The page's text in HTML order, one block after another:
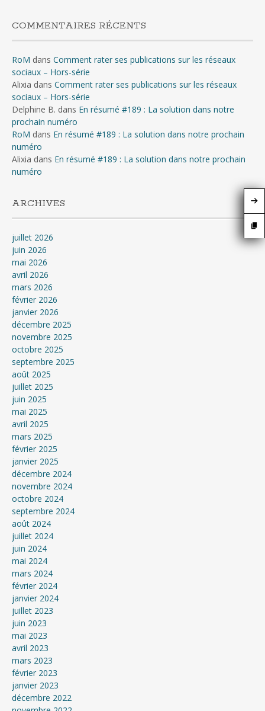
COMMENTAIRES RÉCENTS
RoM dans Comment rater ses publications sur les réseaux
sociaux – Hors-série
Alixia dans Comment rater ses publications sur les réseaux
sociaux – Hors-série
Delphine B. dans En résumé #189 : La solution dans notre
prochain numéro
RoM dans En résumé #189 : La solution dans notre prochain
numéro
Alixia dans En résumé #189 : La solution dans notre prochain
numéro
ARCHIVES
juillet 2026
juin 2026
mai 2026
avril 2026
mars 2026
février 2026
janvier 2026
décembre 2025
novembre 2025
octobre 2025
septembre 2025
août 2025
juillet 2025
juin 2025
mai 2025
avril 2025
mars 2025
février 2025
janvier 2025
décembre 2024
novembre 2024
octobre 2024
septembre 2024
août 2024
juillet 2024
juin 2024
mai 2024
mars 2024
février 2024
janvier 2024
juillet 2023
juin 2023
mai 2023
avril 2023
mars 2023
février 2023
janvier 2023
décembre 2022